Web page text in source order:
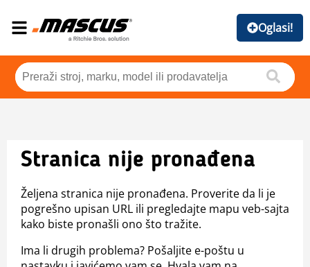
Oglasi!
Stranica nije pronađena
Željena stranica nije pronađena. Proverite da li je
pogrešno upisan URL ili pregledajte mapu veb-sajta
kako biste pronašli ono što tražite.
Ima li drugih problema? Pošaljite e-poštu u